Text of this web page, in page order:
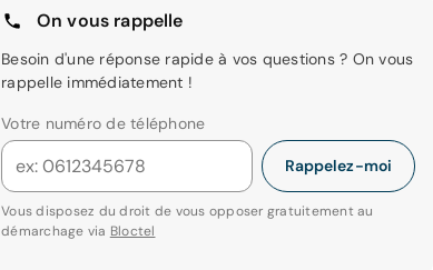
On vous rappelle
Besoin d'une réponse rapide à vos questions ? On vous
rappelle immédiatement !
Votre numéro de téléphone
Rappelez-moi
Vous disposez du droit de vous opposer gratuitement au
démarchage via Bloctel